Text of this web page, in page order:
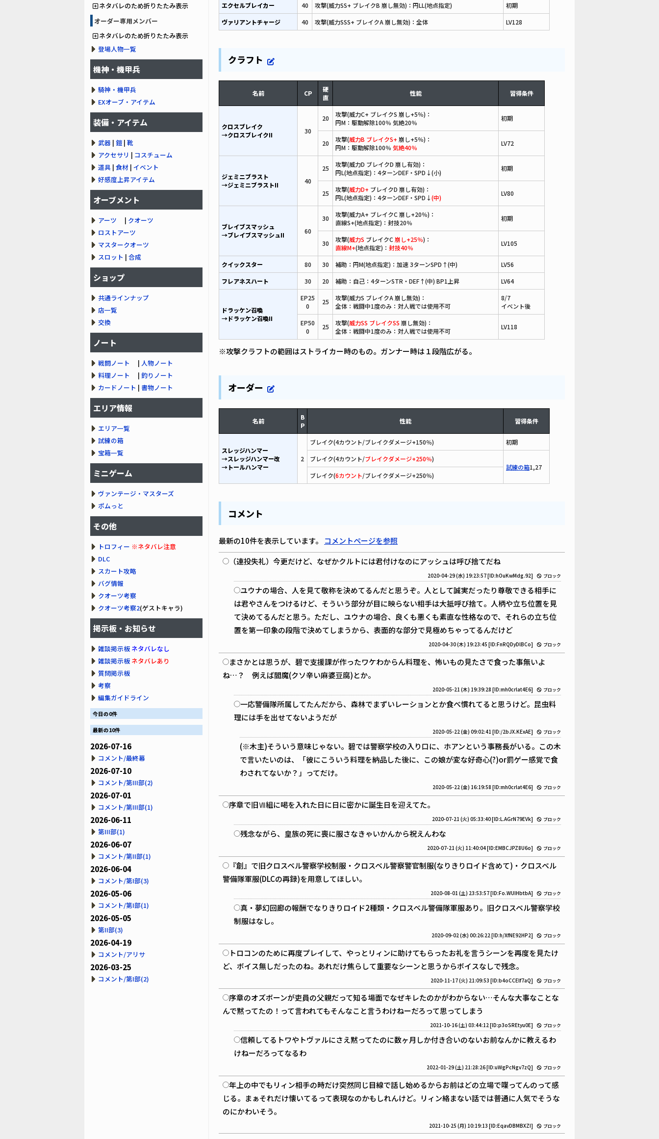
エクセルブレイカー 40 攻撃(威力SS+ ブレイクB 崩し無効)：円LL(地点指定)
初期
ヴァリアントチャージ
40 攻撃(威力SSS+ ブレイクA 崩し無効)：全体 LV128
クラフト
名前 CP
硬
直
性能 習得条件
クロスブレイク
→クロスブレイクII
30
20
攻撃(威力C+ ブレイクS 崩し+5％)：
円M：駆動解除100％ 気絶20％
初期
20 攻撃(威力B ブレイクS+ 崩し+5％)：
円M：駆動解除100％ 気絶40％
LV72
ジェミニブラスト
→ジェミニブラストII
40
25
攻撃(威力D ブレイクD 崩し有効)：
円L(地点指定)：4ターンDEF・SPD↓(小)
初期
25 攻撃(威力D+ ブレイクD 崩し有効)：
円L(地点指定)：4ターンDEF・SPD↓(中)
LV80
ブレイブスマッシュ
→ブレイブスマッシュII
60
30
攻撃(威力A+ ブレイクC 崩し+20％)：
直線S+(地点指定)：封技20％
初期
30 攻撃(威力S ブレイクC 崩し+25％)：
直線M+(地点指定)： 封技40％
LV105
クイックスター 80 30 補助：円M(地点指定)：加速 3ターンSPD↑(中)
LV56
フレアネスハート
30 20 補助：自己：4ターンSTR・DEF↑(中) BP1上昇 LV64
ドラッケン召喚
→ドラッケン召喚II
EP25
0
25
攻撃(威力S ブレイクA 崩し無効)：
全体：戦闘中1度のみ：対人戦では使用不可
8/7
イベント後
EP50
0
25 攻撃(威力SS ブレイクSS 崩し無効)：
全体：戦闘中1度のみ：対人戦では使用不可
LV118
※攻撃クラフトの範囲はストライカー時のもの。ガンナー時は１段階広がる。
オーダー
名前
B
P
性能 習得条件
スレッジハンマー
→スレッジハンマー改
→トールハンマー
2
ブレイク(4カウント/ブレイクダメージ+150％)
初期
ブレイク(4カウント/ブレイクダメージ+250％)
試練の箱1,27
ブレイク(6カウント/ブレイクダメージ+250％)
コメント
最新の10件を表示しています。 コメントページを参照
（連投失礼）今更だけど、なぜかクルトには君付けなのにアッシュは呼び捨てだね
2020-04-29 (水) 19:23:57[ID:hOuKwMdg.92] ブロック
ユウナの場合、人を見て敬称を決めてるんだと思うぞ。人として誠実だったり尊敬できる相手に
は君やさんをつけるけど、そういう部分が目に映らない相手は大抵呼び捨て。人柄や立ち位置を見
て決めてるんだと思う。ただし、ユウナの場合、良くも悪くも素直な性格なので、それらの立ち位
置を第一印象の段階で決めてしまうから、表面的な部分で見極めちゃってるんだけど
2020-04-30 (木) 19:23:45 [ID:FnRQDyDlBCo] ブロック
まさかとは思うが、碧で支援課が作ったワケわからん料理を、怖いもの見たさで食った事無いよ
ね…？ 例えば閻魔(クソ辛い麻婆豆腐)とか。
2020-05-21 (木) 19:39:28 [ID:mh0crlat4E6] ブロック
一応警備隊所属してたんだから、森林でまずいレーションとか食べ慣れてると思うけど。昆虫料
理には手を出せてないようだが
2020-05-22 (金) 09:02:41 [ID:/2bJX.KExAE] ブロック
(※木主)そういう意味じゃない。碧では警察学校の入り口に、ホアンという事務長がいる。この木
で言いたいのは、「彼にこういう料理を納品した後に、この娘が変な好奇心(?)or罰ゲー感覚で食
わされてないか？」ってだけ。
2020-05-22 (金) 16:19:58 [ID:mh0crlat4E6] ブロック
序章で旧Ⅶ組に喝を入れた日に日に密かに誕生日を迎えてた。
2020-07-21 (火) 05:33:40[ID:L.AGrN79EVk] ブロック
残念ながら、皇族の死に喪に服さなきゃいかんから祝えんわな
2020-07-21 (火) 11:40:04[ID:EMBCJPZ8U6o] ブロック
『創』で旧クロスベル警察学校制服・クロスベル警察警官制服(なりきりロイド含めて)・クロスベル
警備隊軍服(DLCの再録)を用意してほしい。
2020-08-01 (土) 23:53:57[ID:Fo.WUIHbtbA] ブロック
真・夢幻回廊の報酬でなりきりロイド2種類・クロスベル警備隊軍服あり。旧クロスベル警察学校
制服はなし。
2020-09-02 (水) 00:26:22[ID:h/XfNE92HP2] ブロック
トロコンのために再度プレイして、やっとリィンに助けてもらったお礼を言うシーンを再度を見たけ
ど、ボイス無しだったのね。あれだけ焦らして重要なシーンと思うからボイスなしで残念。
2020-11-17 (火) 21:09:53 [ID:b4oCCElf7aQ] ブロック
序章のオズボーンが吏員の父親だって知る場面でなぜキレたのかがわからない…そんな大事なことな
んで黙ってたの！って言われてもそんなこと言うわけねーだろって思ってしまう
2021-10-16 (土) 03:44:12 [ID:p3oSREtyu0E] ブロック
信頼してるトワやトヴァルにさえ黙ってたのに数ヶ月しか付き合いのないお前なんかに教えるわ
けねーだろってなるわ
2022-01-29 (土) 21:28:26[ID:uWgPcNgv7zQ] ブロック
年上の中でもリィン相手の時だけ突然同じ目線で話し始めるからお前はどの立場で喋ってんのって感
じる。まぁそれだけ懐いてるって表現なのかもしれんけど。リィン絡まない話では普通に人気でそうな
のにかわいそう。
2021-10-25 (月) 10:19:13 [ID:EqavDBMBXZI] ブロック
ネタバレのため折りたたみ表示
オーダー専用メンバー
ネタバレのため折りたたみ表示
登場人物一覧
機神・機甲兵
騎神・機甲兵
EXオーブ・アイテム
装備・アイテム
武器 | 鎧 | 靴
アクセサリ | コスチューム
道具 | 食材 | イベント
好感度上昇アイテム
オーブメント
アーツ | クオーツ
ロストアーツ
マスタークオーツ
スロット | 合成
ショップ
共通ラインナップ
店一覧
交換
ノート
戦闘ノート | 人物ノート
料理ノート
| 釣りノート
カードノート | 書物ノート
エリア情報
エリア一覧
試練の箱
宝箱一覧
ミニゲーム
ヴァンテージ・マスターズ
ポムっと
その他
トロフィー ※ネタバレ注意
DLC
スカート攻略
バグ情報
クオーツ考察
クオーツ考察2(ゲストキャラ)
掲示板・お知らせ
雑談掲示板 ネタバレなし
雑談掲示板 ネタバレあり
質問掲示板
考察
編集ガイドライン
今日の0件
最新の10件
2026-07-16
コメント/最終幕
2026-07-10
コメント/第III部(2)
2026-07-01
コメント/第III部(1)
2026-06-11
第III部(1)
2026-06-07
コメント/第II部(1)
2026-06-04
コメント/第I部(3)
2026-05-06
コメント/第I部(1)
2026-05-05
第II部(3)
2026-04-19
コメント/アリサ
2026-03-25
コメント/第I部(2)